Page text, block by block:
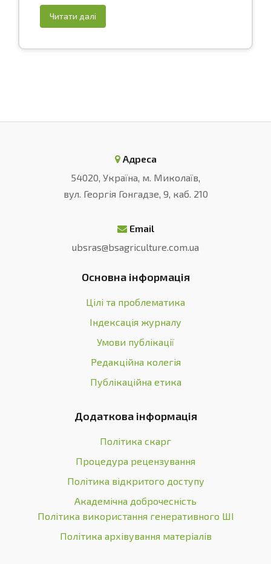
Читати далі
Адреса
54020, Україна, м. Миколаїв,
вул. Георгія Гонгадзе, 9, каб. 210
Email
ubsras@bsagriculture.com.ua
Основна інформація
Цілі та проблематика
Індексація журналу
Умови публікації
Редакційна колегія
Публікаційна етика
Додаткова інформація
Політика скарг
Процедура рецензування
Політика відкритого доступу
Академічна доброчесність
Політика використання генеративного ШІ
Політика архівування матеріалів